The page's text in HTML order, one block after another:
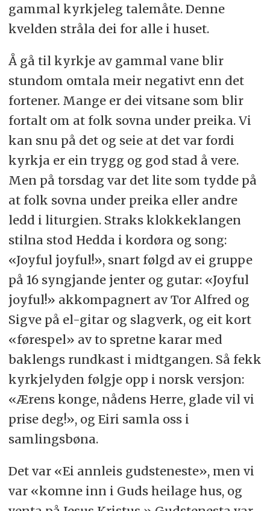
gammal kyrkjeleg talemåte. Denne
kvelden stråla dei for alle i huset.
Å gå til kyrkje av gammal vane blir
stundom omtala meir negativt enn det
fortener. Mange er dei vitsane som blir
fortalt om at folk sovna under preika. Vi
kan snu på det og seie at det var fordi
kyrkja er ein trygg og god stad å vere.
Men på torsdag var det lite som tydde på
at folk sovna under preika eller andre
ledd i liturgien. Straks klokkeklangen
stilna stod Hedda i kordøra og song:
«Joyful joyful!», snart følgd av ei gruppe
på 16 syngjande jenter og gutar: «Joyful
joyful!» akkompagnert av Tor Alfred og
Sigve på el-gitar og slagverk, og eit kort
«førespel» av to spretne karar med
baklengs rundkast i midtgangen. Så fekk
kyrkjelyden følgje opp i norsk versjon:
«Ærens konge, nådens Herre, glade vil vi
prise deg!», og Eiri samla oss i
samlingsbøna.
Det var «Ei annleis gudsteneste», men vi
var «komne inn i Guds heilage hus, og